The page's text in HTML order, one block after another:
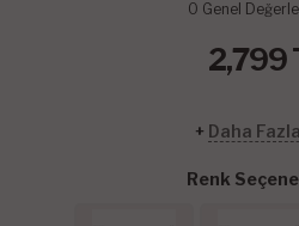
0 Genel
2,799
+ Daha
Renk